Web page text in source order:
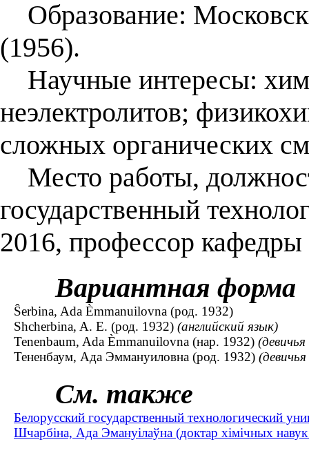
Образование:
(1956).
Научные интересы:
неэлектролитов;
сложных органических
Место работы,
государственный
2016, профессор
Вариантная форма
Ŝerbina, Ada Èmmanuilovna (род. 1932)
Shcherbina, A. E. (род. 1932) (английский язык)
Tenenbaum, Ada Èmmanuilovna (нар. 1932)
Тененбаум, Ада Эммануиловна (род. 1932)
См. также
Белорусский государственный технологический
Шчарбіна, Ада Эмануілаўна (доктар хімічных